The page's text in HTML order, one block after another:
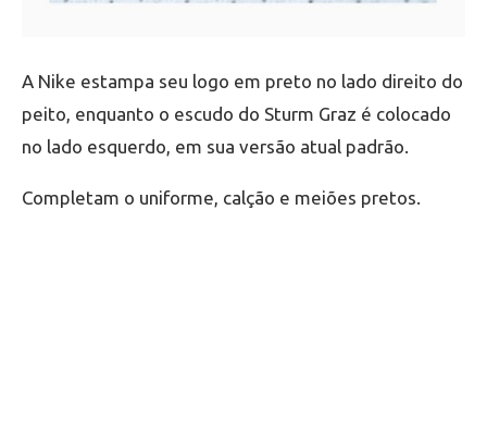
A Nike estampa seu logo em preto no lado direito do
peito, enquanto o escudo do Sturm Graz é colocado
no lado esquerdo, em sua versão atual padrão.
Completam o uniforme, calção e meiões pretos.